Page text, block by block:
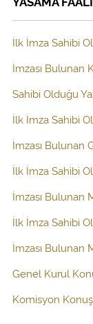
İlk İmza Sahibi
İmzası Bulunan
Sahibi Olduğu
İlk İmza Sahibi
İmzası Bulunan
İlk İmza Sahibi
İmzası Bulunan
İlk İmza Sahibi
İmzası Bulunan
Genel Kurul
Komisyon